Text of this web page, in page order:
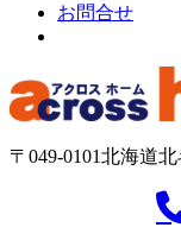
お問合せ
〒049-0101北海道北